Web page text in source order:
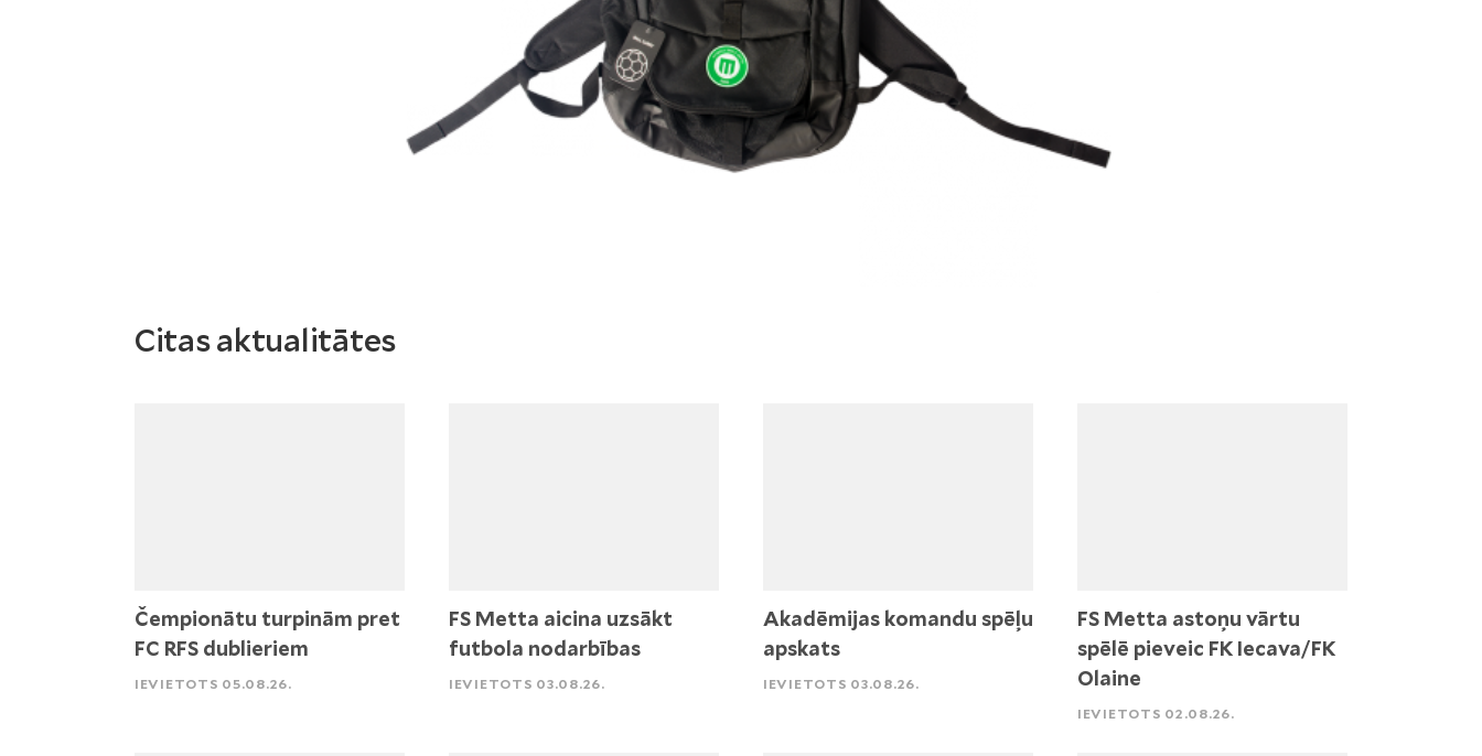
Citas aktualitātes
Čempionātu turpinām pret
FC RFS dublieriem
IEVIETOTS 05.08.26.
FS Metta aicina uzsākt
futbola nodarbības
IEVIETOTS 03.08.26.
Akadēmijas komandu spēļu
apskats
IEVIETOTS 03.08.26.
FS Metta astoņu vārtu
spēlē pieveic FK Iecava/FK
Olaine
IEVIETOTS 02.08.26.